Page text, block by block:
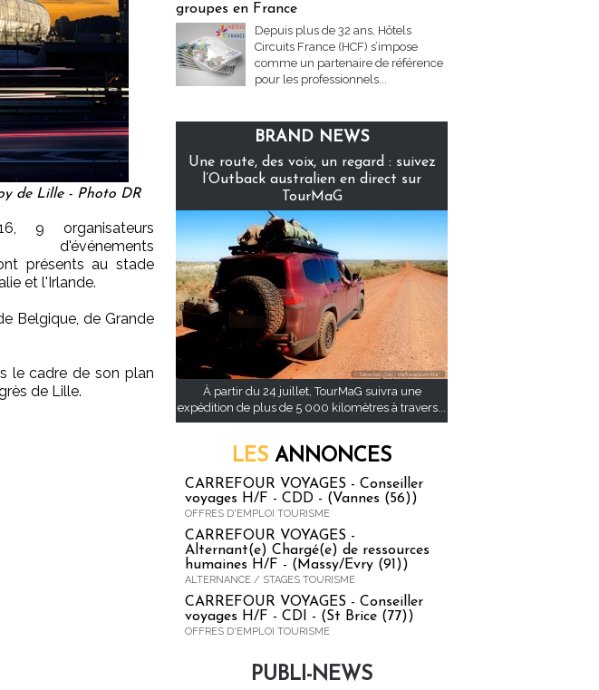
de Lille - Photo DR
9 organisateurs
d'événements
présents au stade
et l'Irlande.
Belgique, de Grande
le cadre de son plan
de Lille.
groupes en France
Depuis plus de 32 ans, Hôtels
Circuits France (HCF) s’impose
comme un partenaire de référence
pour les professionnels...
BRAND NEWS
Une route, des voix, un regard : suivez
l’Outback australien en direct sur
TourMaG
À partir du 24 juillet, TourMaG suivra une
expédition de plus de 5 000 kilomètres à travers...
LES ANNONCES
CARREFOUR VOYAGES - Conseiller
voyages H/F - CDD - (Vannes (56))
OFFRES D'EMPLOI TOURISME
CARREFOUR VOYAGES -
Alternant(e) Chargé(e) de ressources
humaines H/F - (Massy/Evry (91))
ALTERNANCE / STAGES TOURISME
CARREFOUR VOYAGES - Conseiller
voyages H/F - CDI - (St Brice (77))
OFFRES D'EMPLOI TOURISME
PUBLI-NEWS